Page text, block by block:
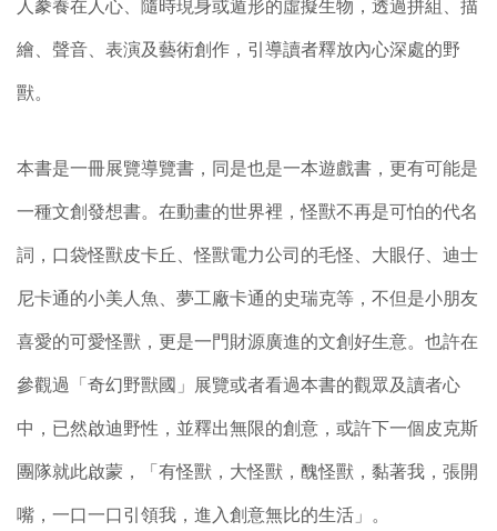
人豢養在人心、隨時現身或遁形的虛擬生物，透過拼組、描
繪、聲音、表演及藝術創作，引導讀者釋放內心深處的野
獸。
本書是一冊展覽導覽書，同是也是一本遊戲書，更有可能是
一種文創發想書。在動畫的世界裡，怪獸不再是可怕的代名
詞，口袋怪獸皮卡丘、怪獸電力公司的毛怪、大眼仔、迪士
尼卡通的小美人魚、夢工廠卡通的史瑞克等，不但是小朋友
喜愛的可愛怪獸，更是一門財源廣進的文創好生意。也許在
參觀過「奇幻野獸國」展覽或者看過本書的觀眾及讀者心
中，已然啟迪野性，並釋出無限的創意，或許下一個皮克斯
團隊就此啟蒙，「有怪獸，大怪獸，醜怪獸，黏著我，張開
嘴，一口一口引領我，進入創意無比的生活」。